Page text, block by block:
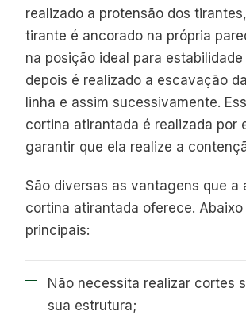
realizado a protensão dos
tirante é ancorado na própria
na posição ideal para
depois é realizado a escavação
linha e assim sucessivamente.
cortina atirantada é realizada por
garantir que ela realize a
São diversas as vantagens que a
cortina atirantada oferece.
principais:
Não necessita realizar cortes
sua estrutura;